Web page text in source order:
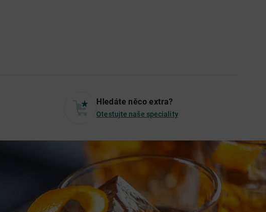
Hledáte něco extra?
Otestujte naše speciality